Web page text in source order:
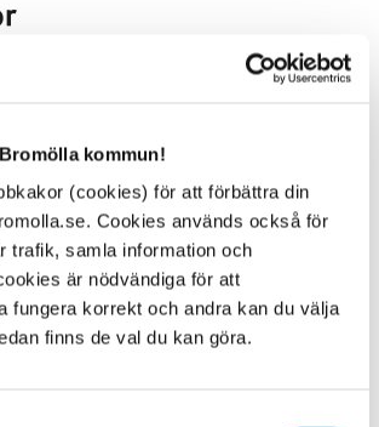
kommun!
(cookies) för att förbättra din
Cookies används också för
trafik, samla information och
är nödvändiga för att
fungera korrekt och andra kan du välja
finns de val du kan göra.